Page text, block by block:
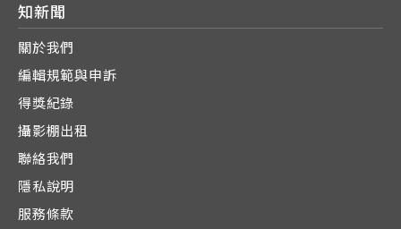
知新聞
關於我們
編輯規範與申訴
得獎紀錄
攝影棚出租
聯絡我們
隱私說明
服務條款